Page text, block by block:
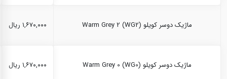
ماژیک دوسر کویلو Warm Grey 2 (WG2) ۱,۶۷۰,۰۰۰ ریال
ماژیک دوسر کویلو Warm Grey 0 (WG0) ۱,۶۷۰,۰۰۰ ریال